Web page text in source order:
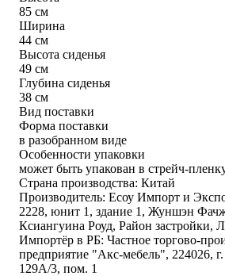
85 см
Ширина
44 см
Высота сиденья
49 см
Глубина сиденья
38 см
Вид поставки
Форма поставки
в разобранном виде
Особенности упаковки
может быть упакован в стрейч-
Страна производства: Китай
Производитель: Есоу Импорт и
2228, юнит 1, здание 1, Жуншэн
Ксиангуина Роуд, Район застройки,
Импортёр в РБ: Частное торгово-
предприятие "Акс-мебель", 224026,
129А/3, пом. 1